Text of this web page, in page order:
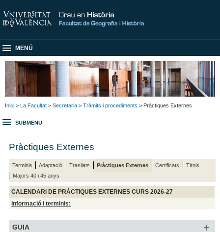
MENÚ
Inici > La Facultat > Secretaria > Tràmits i procediments > Pràctiques Externes
SUBMENU
Pràctiques Externes
Terminis Adaptació Trasllats Pràctiques Externes Certificats
Títols
Majors 40 i 45 anys
CALENDARI DE PRÀCTIQUES EXTERNES CURS 2026-27
Informació i terminis:
GUIA